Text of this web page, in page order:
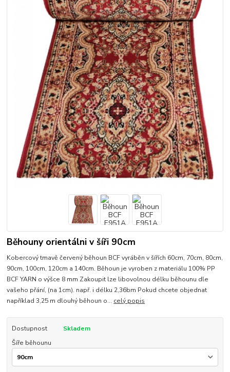
Běhouny orientálni v šíři 90cm
Kobercový tmavě červený běhoun BCF vyráběn v šířích 60cm, 70cm, 80cm,
90cm, 100cm, 120cm a 140cm. Běhoun je vyroben z materiálu 100% PP
BCF YARN o výšce 8 mm Zakoupit lze libovolnou délku běhounu dle
vašeho přání, (na 1cm). např. i délku 2,36bm Pokud chcete objednat
například 3,25 m dlouhý běhoun o... celý popis
Dostupnost
Skladem
Šíře běhounu